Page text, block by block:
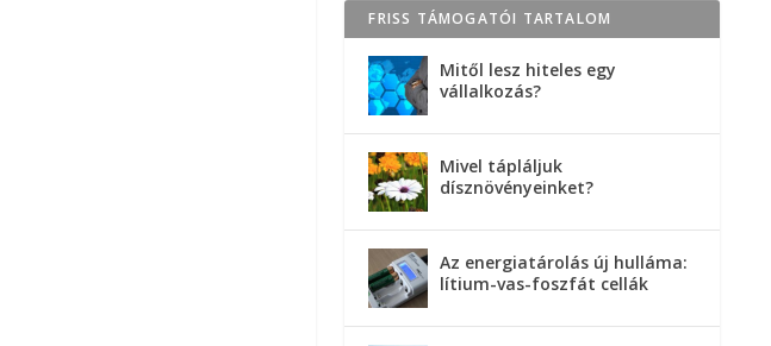
FRISS TÁMOGATÓI TARTALOM
Mitől lesz hiteles egy
vállalkozás?
Mivel tápláljuk
dísznövényeinket?
Az energiatárolás új hulláma:
lítium-vas-foszfát cellák